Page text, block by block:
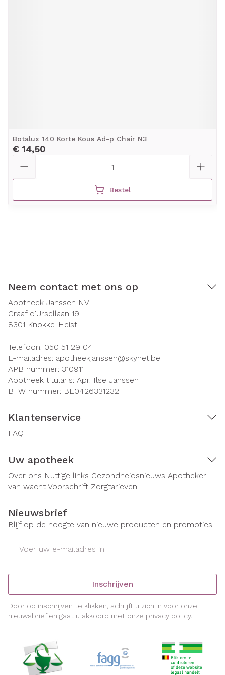
Botalux 140 Korte Kous Ad-p Chair N3
€ 14,50
Bestel
Neem contact met ons op
Apotheek Janssen NV
Graaf d'Ursellaan 19
8301 Knokke-Heist
Telefoon: 050 51 29 04
E-mailadres: apotheekjanssen@skynet.be
APB nummer: 310911
Apotheek titularis: Apr. Ilse Janssen
BTW nummer: BE0426331232
Klantenservice
FAQ
Uw apotheek
Over ons Nuttige links Gezondheidsnieuws Apotheker
van wacht Voorschrift Zorgtarieven
Nieuwsbrief
Blijf op de hoogte van nieuwe producten en promoties
Inschrijven
Door op inschrijven te klikken, schrijft u zich in voor onze
nieuwsbrief en gaat u akkoord met onze privacy policy.